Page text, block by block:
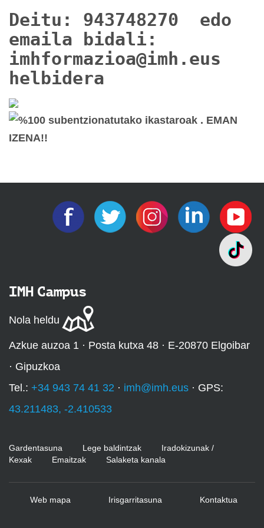
Deitu: 943748270 edo
emaila bidali:
imhformazioa@imh.eus
helbidera
IMH Campus
Nola heldu
Azkue auzoa 1 · Posta kutxa 48 · E-20870 Elgoibar
· Gipuzkoa
Tel.: +34 943 74 41 32 · imh@imh.eus · GPS:
43.211483, -2.410533
Gardentasuna Lege baldintzak
Iradokizunak /
Kexak
Emaitzak Salaketa kanala
Web mapa Irisgarritasuna Kontaktua